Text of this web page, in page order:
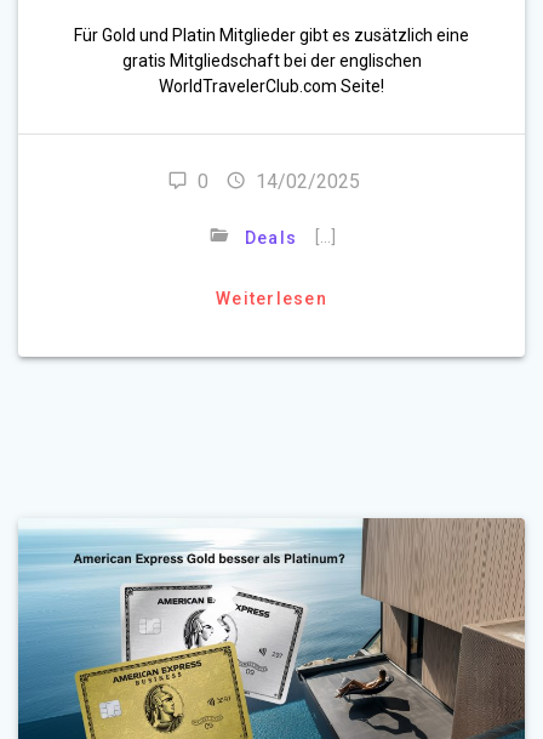
Für Gold und Platin Mitglieder gibt es zusätzlich eine
gratis Mitgliedschaft bei der englischen
WorldTravelerClub.com Seite!
0 14/02/2025
Deals
Weiterlesen